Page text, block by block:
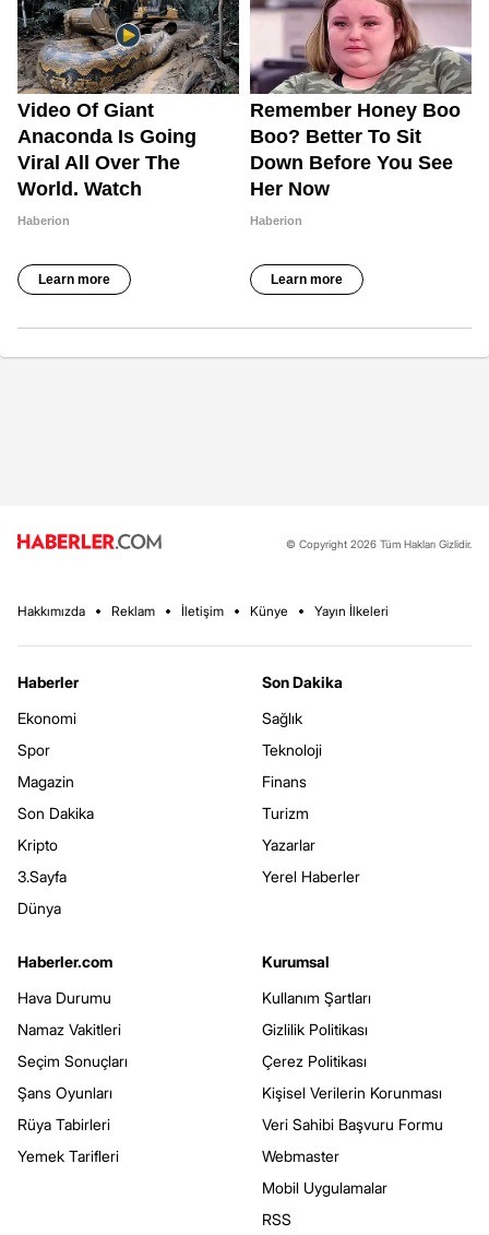
© Copyright 2026 Tüm Hakları Gizlidir.
Hakkımızda Reklam İletişim Künye Yayın İlkeleri
Haberler
Ekonomi
Spor
Magazin
Son Dakika
Kripto
3.Sayfa
Dünya
Son Dakika
Sağlık
Teknoloji
Finans
Turizm
Yazarlar
Yerel Haberler
Haberler.com
Hava Durumu
Namaz Vakitleri
Seçim Sonuçları
Şans Oyunları
Rüya Tabirleri
Yemek Tarifleri
Kurumsal
Kullanım Şartları
Gizlilik Politikası
Çerez Politikası
Kişisel Verilerin Korunması
Veri Sahibi Başvuru Formu
Webmaster
Mobil Uygulamalar
RSS